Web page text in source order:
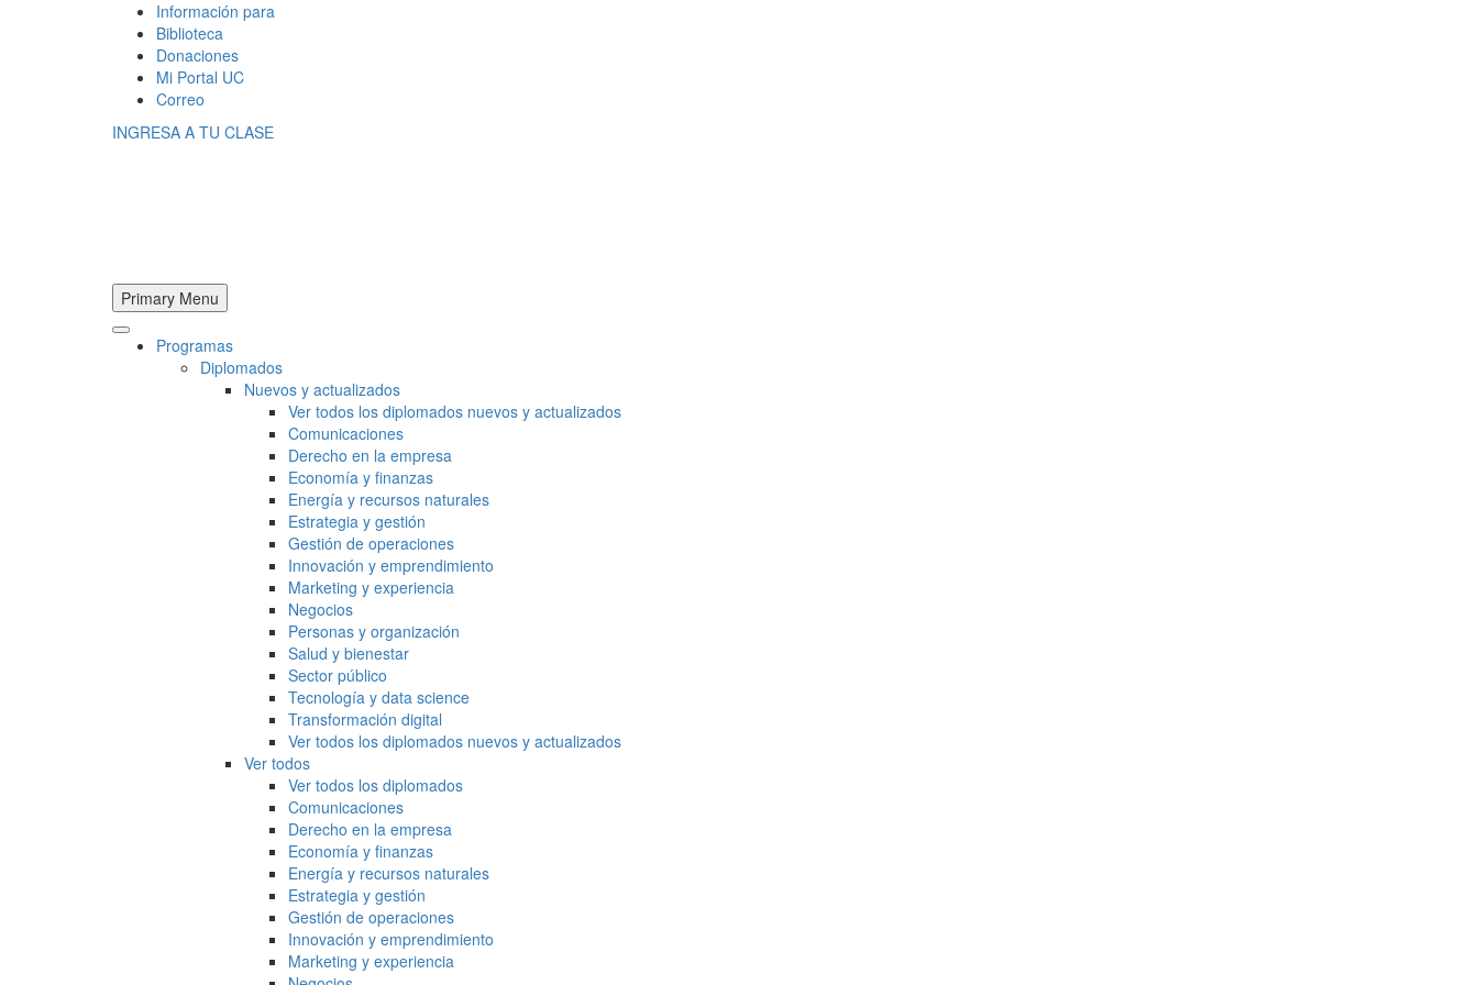
Información para
Biblioteca
Donaciones
Mi Portal UC
Correo
INGRESA A TU CLASE
Primary Menu
Programas
Diplomados
Nuevos y actualizados
Ver todos los diplomados nuevos y actualizados
Comunicaciones
Derecho en la empresa
Economía y finanzas
Energía y recursos naturales
Estrategia y gestión
Gestión de operaciones
Innovación y emprendimiento
Marketing y experiencia
Negocios
Personas y organización
Salud y bienestar
Sector público
Tecnología y data science
Transformación digital
Ver todos los diplomados nuevos y actualizados
Ver todos
Ver todos los diplomados
Comunicaciones
Derecho en la empresa
Economía y finanzas
Energía y recursos naturales
Estrategia y gestión
Gestión de operaciones
Innovación y emprendimiento
Marketing y experiencia